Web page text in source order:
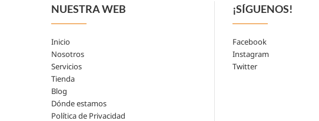
NUESTRA WEB
Inicio
Nosotros
Servicios
Tienda
Blog
Dónde estamos
Política de Privacidad
¡SÍGUENOS!
Facebook
Instagram
Twitter